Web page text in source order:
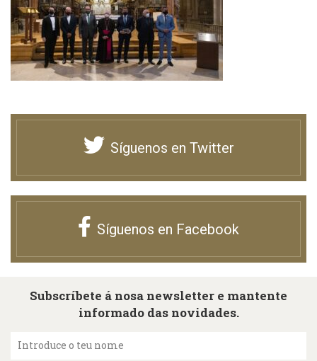
Síguenos en Twitter
Síguenos en Facebook
Subscríbete á nosa newsletter e mantente
informado das novidades.
Introduce o teu nome